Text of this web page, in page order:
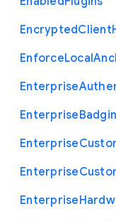
EncryptedClient
EnforceLocal
Enterprise
Enterprise
Enterprise
Enterprise
Enterprise